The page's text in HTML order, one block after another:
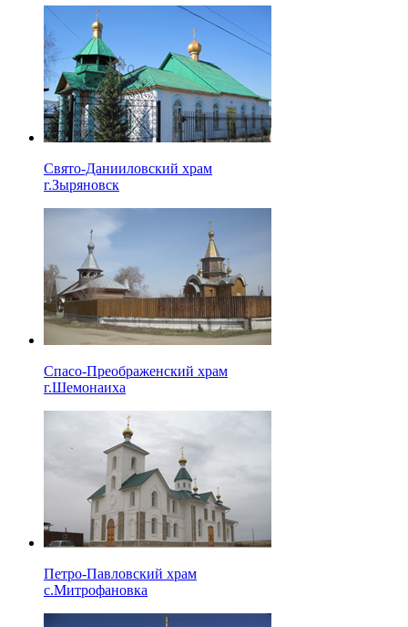
Свято-Данииловский храм
г.Зыряновск
Спасо-Преображенский храм
г.Шемонаиха
Петро-Павловский храм
с.Митрофановка